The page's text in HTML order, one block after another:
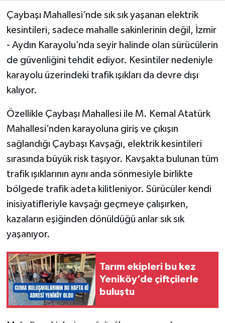
Çaybaşı Mahallesi’nde sık sık yaşanan elektrik
kesintileri, sadece mahalle sakinlerinin değil, İzmir
- Aydın Karayolu’nda seyir halinde olan sürücülerin
de güvenliğini tehdit ediyor. Kesintiler nedeniyle
karayolu üzerindeki trafik ışıkları da devre dışı
kalıyor.
Özellikle Çaybaşı Mahallesi ile M. Kemal Atatürk
Mahallesi’nden karayoluna giriş ve çıkışın
sağlandığı Çaybaşı Kavşağı, elektrik kesintileri
sırasında büyük risk taşıyor. Kavşakta bulunan tüm
trafik ışıklarının aynı anda sönmesiyle birlikte
bölgede trafik adeta kilitleniyor. Sürücüler kendi
inisiyatifleriyle kavşağı geçmeye çalışırken,
kazaların eşiğinden dönüldüğü anlar sık sık
yaşanıyor.
Tarım ekipleri bu kez
Yeniköy’de çiftçilerle
buluştu